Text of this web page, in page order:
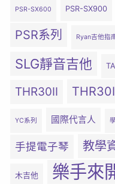
PSR-SX600 PSR-SX900
PSR系列 Ryan吉他指
SLG靜音吉他
THR30II
YC系列 國際代言人
手提電子琴 教學
木吉他 樂手來